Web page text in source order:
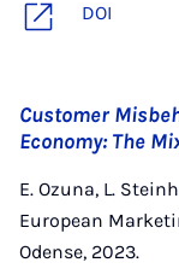
DOI
Customer
Economy: The
E. Ozuna, L.
European
Odense, 2023.